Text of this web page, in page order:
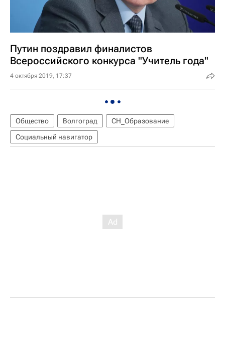
Путин поздравил финалистов
Всероссийского конкурса "Учитель года"
4 октября 2019, 17:37
Общество Волгоград
СН_Образование
Социальный навигатор